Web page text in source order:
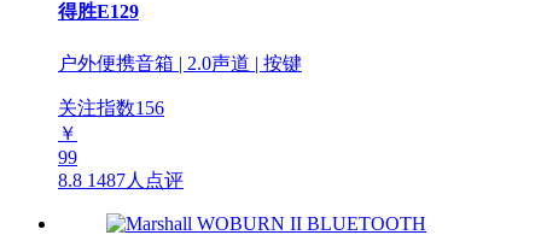
得胜E129
户外便携音箱 | 2.0声道 | 按键
关注指数156
￥
99
8.8 1487人点评